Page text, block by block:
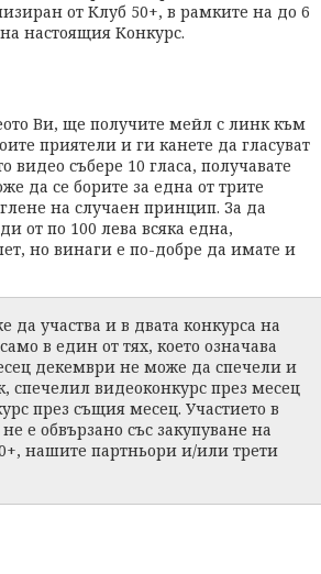
от Клуб 50+, в рамките на до 6
настоящия Конкурс.
Ви, ще получите мейл с линк към
приятели и ги канете да гласуват
видео събере 10 гласа, получавате
да се борите за една от трите
на случаен принцип. За да
от по 100 лева всяка една,
но винаги е по-добре да имате и
участва и в двата конкурса на
в един от тях, което означава
декември не може да спечели и
спечелил видеоконкурс през месец
през същия месец. Участието в
е обвързано със закупуване на
нашите партньори и/или трети